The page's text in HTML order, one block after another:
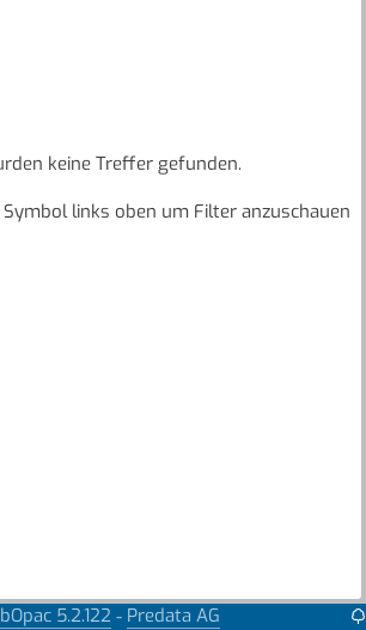
keine Treffer gefunden.
Symbol links oben um Filter anzuschauen
5.2.122 - Predata AG